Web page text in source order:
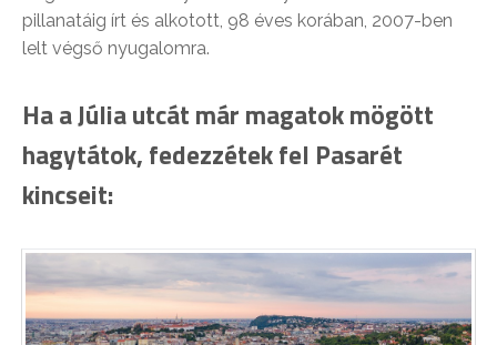
pillanatáig írt és alkotott, 98 éves korában, 2007-ben
lelt végső nyugalomra.
Ha a Júlia utcát már magatok mögött
hagytátok, fedezzétek fel Pasarét
kincseit: